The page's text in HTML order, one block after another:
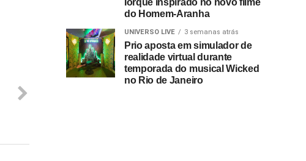
Iorque inspirado no novo filme
do Homem-Aranha
UNIVERSO LIVE 3 semanas atrás
Prio aposta em simulador de
realidade virtual durante
temporada do musical Wicked
no Rio de Janeiro